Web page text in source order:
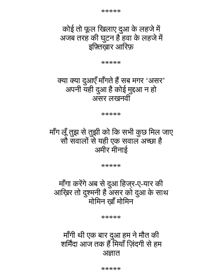
*****
कोई तो फूल खिलाए दुआ के लहजे में
अजब तरह की घुटन है हवा के लहजे में
इफ़्तिख़ार आरिफ़
*****
क्या क्या दुआएँ माँगते हैं सब मगर ‘असर’
अपनी यही दुआ है कोई मुद्दआ न हो
असर लखनवी
*****
माँग लूँ तुझ से तुझी को कि सभी कुछ मिल जाए
सौ सवालों से यही एक सवाल अच्छा है
अमीर मीनाई
*****
माँगा करेंगे अब से दुआ हिज्र-ए-यार की
आख़िर तो दुश्मनी है असर को दुआ के साथ
मोमिन ख़ाँ मोमिन
*****
माँगी थी एक बार दुआ हम ने मौत की
शर्मिंदा आज तक हैं मियाँ ज़िंदगी से हम
अज्ञात
*****